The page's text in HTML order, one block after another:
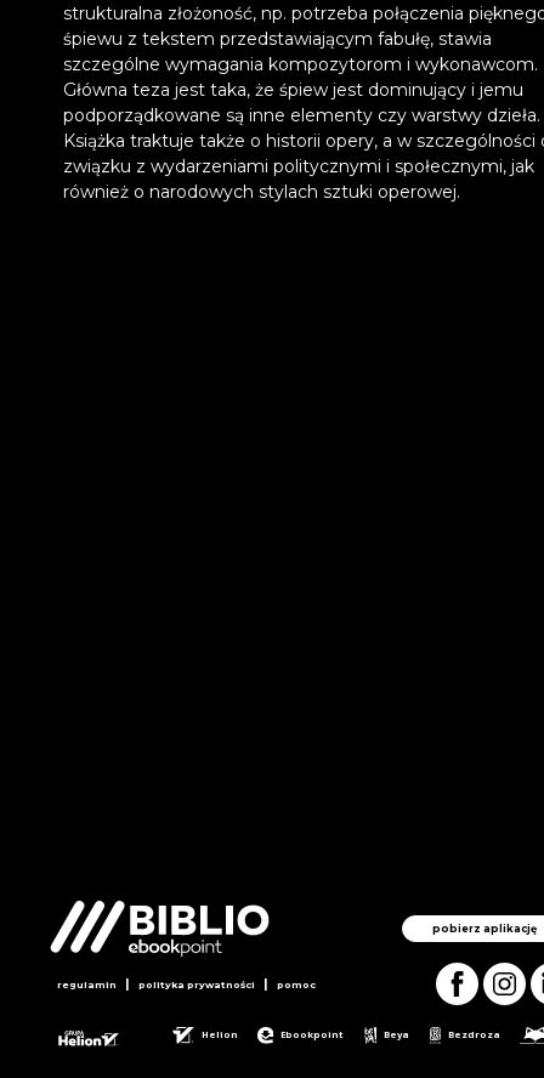
strukturalna złożoność, np. potrzeba połączenia
śpiewu z tekstem przedstawiającym fabułę, stawia
szczególne wymagania kompozytorom i wykonawcom.
Główna teza jest taka, że śpiew jest dominujący i jemu
podporządkowane są inne elementy czy warstwy dzieła.
Książka traktuje także o historii opery, a w szczególności
związku z wydarzeniami politycznymi i społecznymi, jak
również o narodowych stylach sztuki operowej.
pobierz aplikację
regulamin | polityka prywatności | pomoc
Helion Ebookpoint Beya Bezdroza